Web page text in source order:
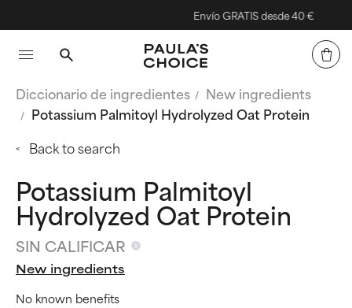
Envío GRATIS desde 40 €
Diccionario de ingredientes
New ingredients
Potassium Palmitoyl Hydrolyzed Oat Protein
Back to search
Potassium Palmitoyl
Hydrolyzed Oat Protein
SIN CALIFICAR
New ingredients
No known benefits